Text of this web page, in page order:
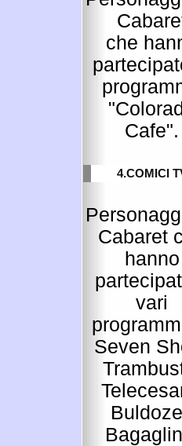
che
Cafe".
4.COMICI
Cabaret
hanno
vari
Seven